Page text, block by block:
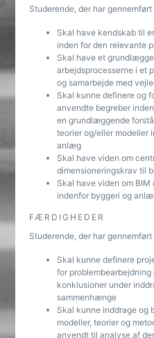
Studerende, der har
Skal have kendskab til
inden for den relevante
Skal have et
arbejdsprocesserne i et
og samarbejde med
Skal kunne definere og
anvendte begreber
en grundlæggende
teorier og/eller modeller
anlæg
Skal have viden om
dimensioneringskrav til
Skal have viden om
indenfor byggeri og
FÆRDIGHEDER
Studerende, der har
Skal kunne definere
for
konklusioner under
sammenhænge
Skal kunne inddrage og
modeller, teorier og
anvendt til analyse af